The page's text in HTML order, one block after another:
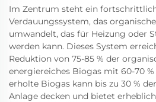
Im Zentrum steht ein
Verdauungssystem, das
umwandelt, das für Heizung oder
werden kann. Dieses System
Reduktion von 75-85 % der
energiereiches Biogas mit 60-70
erholte Biogas kann bis zu 30 %
Anlage decken und bietet